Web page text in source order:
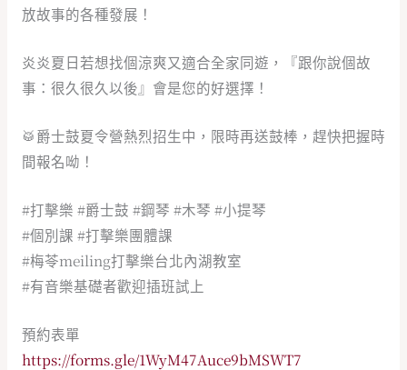
放故事的各種發展！
炎炎夏日若想找個涼爽又適合全家同遊，『跟你說個故
事：很久很久以後』會是您的好選擇！
🥁爵士鼓夏令營熱烈招生中，限時再送鼓棒，趕快把握時
間報名呦！
#打擊樂 #爵士鼓 #鋼琴 #木琴 #小提琴
#個別課 #打擊樂團體課
#梅苓meiling打擊樂台北內湖教室
#有音樂基礎者歡迎插班試上
預約表單
https://forms.gle/1WyM47Auce9bMSWT7